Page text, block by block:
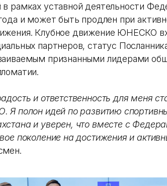
рамках уставной деятельности
и может быть продлен при
Клубное движение ЮНЕСКО
партнеров, статус
признанными лидерами
и ответственность для меня
Я полон идей по развитию
и уверен, что вместе с
поколение на достижения и